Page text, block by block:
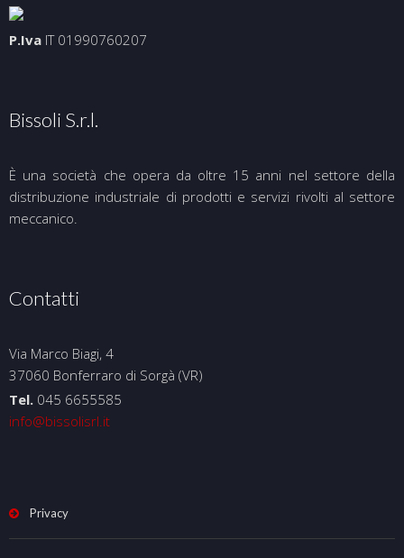
P.Iva IT 01990760207
Bissoli S.r.l.
È una società che opera da oltre 15 anni nel settore della
distribuzione industriale di prodotti e servizi rivolti al settore
meccanico.
Contatti
Via Marco Biagi, 4
37060 Bonferraro di Sorgà (VR)
Tel. 045 6655585
info@bissolisrl.it
Privacy